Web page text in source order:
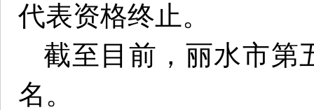
代表资格终止。
截至目前，丽水市第
名。